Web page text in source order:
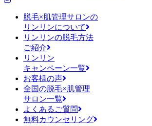
脱毛×肌管理サロンの
リンリンについて
リンリンの脱毛方法
ご紹介
リンリン
キャンペーン一覧
お客様の声
全国の脱毛×肌管理
サロン一覧
よくあるご質問
無料カウンセリング